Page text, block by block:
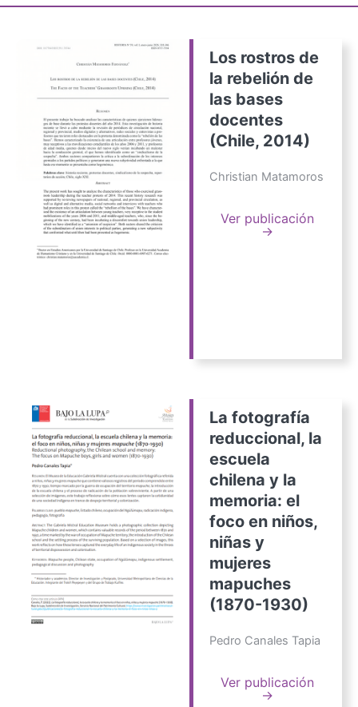
Los rostros de
la rebelión de
las bases
docentes
(Chile, 2014)
Christian Matamoros
Ver publicación
→
La fotografía
reduccional, la
escuela
chilena y la
memoria: el
foco en niños,
niñas y
mujeres
mapuches
(1870-1930)
Pedro Canales Tapia
Ver publicación
→